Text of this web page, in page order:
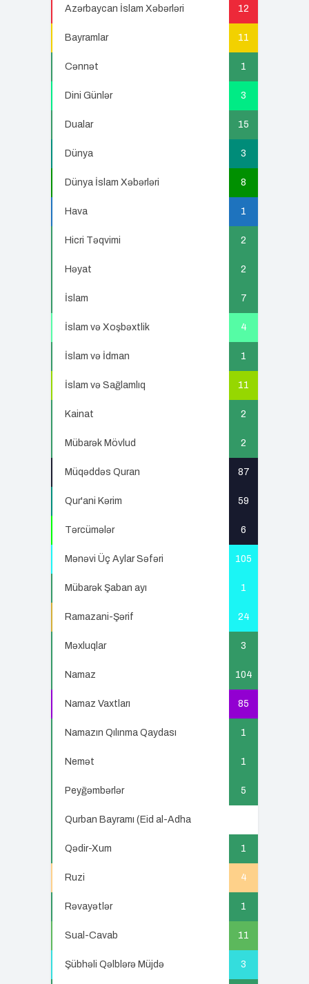
Azərbaycan İslam Xəbərləri 12
Bayramlar 11
Cənnət 1
Dini Günlər 3
Dualar 15
Dünya 3
Dünya İslam Xəbərləri 8
Hava 1
Hicri Təqvimi 2
Həyat 2
İslam 7
İslam və Xoşbəxtlik 4
İslam və İdman 1
İslam və Sağlamlıq 11
Kainat 2
Mübarək Mövlud 2
Müqəddəs Quran 87
Qur'ani Kərim 59
Tərcümələr 6
Mənəvi Üç Aylar Səfəri 105
Mübarək Şaban ayı 1
Ramazani-Şərif 24
Məxluqlar 3
Namaz 104
Namaz Vaxtları 85
Namazın Qılınma Qaydası 1
Nemət 1
Peyğəmbərlər 5
Qurban Bayramı (Eid al-Adha
Qədir-Xum 1
Ruzi 4
Rəvayətlər 1
Sual-Cavab 11
Şübhəli Qəlblərə Müjdə 3